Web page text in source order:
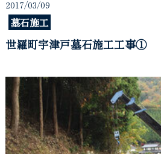
2017/03/09
墓石施工
世羅町宇津戸墓石施工工事①